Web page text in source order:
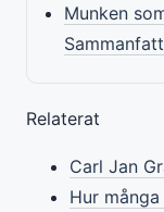
Munken
Relaterat
Carl Jan
Hur